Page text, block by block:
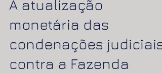
14 de fev. de 2020
A atualização
monetária das
condenações judiciais